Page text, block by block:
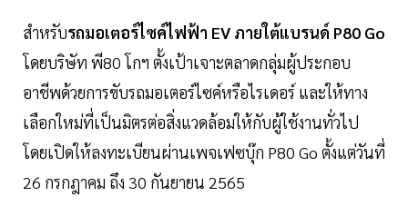
สำหรับรถมอเตอร์ไซค์ไฟฟ้า EV ภายใต้แบรนด์ P80 Go
โดยบริษัท พี80 โกฯ ตั้งเป้าเจาะตลาดกลุ่มผู้ประกอบ
อาชีพด้วยการขับรถมอเตอร์ไซค์หรือไรเดอร์ และให้ทาง
เลือกใหม่ที่เป็นมิตรต่อสิ่งแวดล้อมให้กับผู้ใช้งานทั่วไป
โดยเปิดให้ลงทะเบียนผ่านเพจเฟซบุ๊ก P80 Go ตั้งแต่วันที่
26 กรกฎาคม ถึง 30 กันยายน 2565